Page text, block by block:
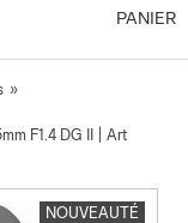
PANIER
»
F1.4 DG II | Art
NOUVEAUTÉ